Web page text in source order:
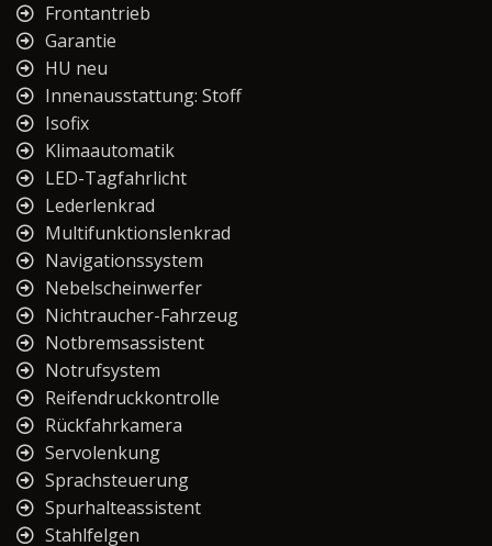
Frontantrieb
Garantie
HU neu
Innenausstattung: Stoff
Isofix
Klimaautomatik
LED-Tagfahrlicht
Lederlenkrad
Multifunktionslenkrad
Navigationssystem
Nebelscheinwerfer
Nichtraucher-Fahrzeug
Notbremsassistent
Notrufsystem
Reifendruckkontrolle
Rückfahrkamera
Servolenkung
Sprachsteuerung
Spurhalteassistent
Stahlfelgen